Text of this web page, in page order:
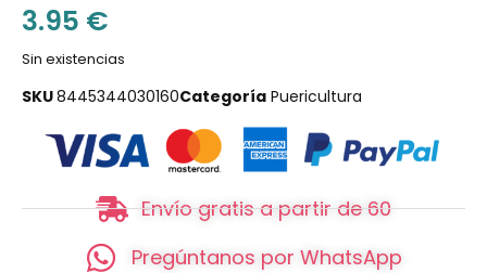
3.95 €
Sin existencias
SKU8445344030160Categoría Puericultura
Envío gratis a partir de 60
Pregúntanos por WhatsApp